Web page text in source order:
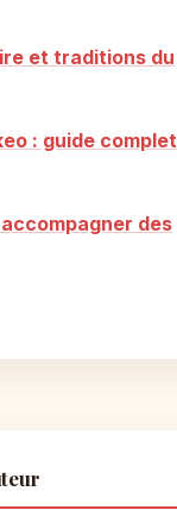
et traditions du
: guide
des